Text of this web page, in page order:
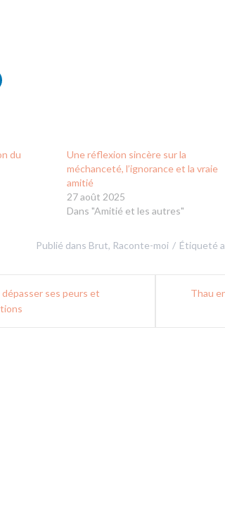
du
Une réflexion sincère sur la
méchanceté, l’ignorance et la vraie
amitié
27 août 2025
Dans "Amitié et les autres"
Publié dans Brut, Raconte-moi Étiqueté
ses peurs et
Thau